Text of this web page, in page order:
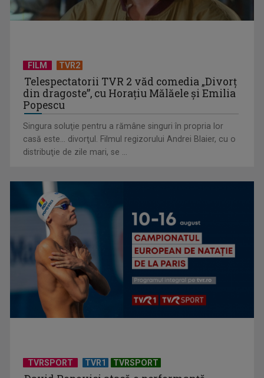
Horoscopul zilei de 24 iulie
Horoscopul zilei de 23 iulie
FILM TVR2
Telespectatorii TVR 2 văd comedia „Divorţ
din dragoste”, cu Horaţiu Mălăele şi Emilia
Popescu
Singura soluţie pentru a rămâne singuri în propria lor
casă este... divorţul. Filmul regizorului Andrei Blaier, cu o
distribuţie de zile mari, se ...
TVRSPORT TVR1 TVRSPORT